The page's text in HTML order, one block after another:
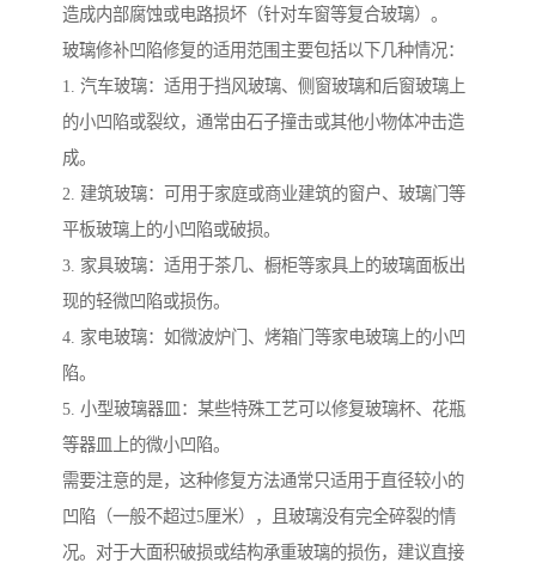
造成内部腐蚀或电路损坏（针对车窗等复合玻璃）。
玻璃修补凹陷修复的适用范围主要包括以下几种情况：
1. 汽车玻璃：适用于挡风玻璃、侧窗玻璃和后窗玻璃上
的小凹陷或裂纹，通常由石子撞击或其他小物体冲击造
成。
2. 建筑玻璃：可用于家庭或商业建筑的窗户、玻璃门等
平板玻璃上的小凹陷或破损。
3. 家具玻璃：适用于茶几、橱柜等家具上的玻璃面板出
现的轻微凹陷或损伤。
4. 家电玻璃：如微波炉门、烤箱门等家电玻璃上的小凹
陷。
5. 小型玻璃器皿：某些特殊工艺可以修复玻璃杯、花瓶
等器皿上的微小凹陷。
需要注意的是，这种修复方法通常只适用于直径较小的
凹陷（一般不超过5厘米），且玻璃没有完全碎裂的情
况。对于大面积破损或结构承重玻璃的损伤，建议直接